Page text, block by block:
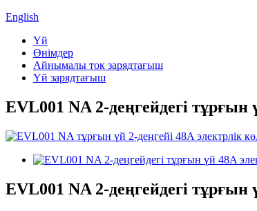
English
Үй
Өнімдер
Айнымалы ток зарядтағыш
Үй зарядтағыш
EVL001 NA 2-деңгейдегі тұрғын
EVL001 NA 2-деңгейдегі тұрғын